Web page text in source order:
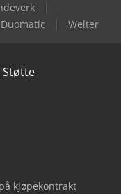
Welter
Støtte
kjøpekontrakt